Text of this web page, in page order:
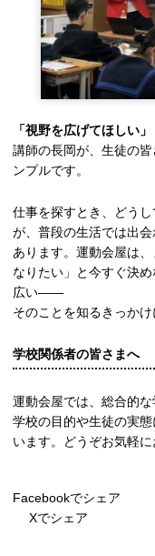
「視野を広げてほしい」
講師の長岡が、生徒の
ンプルです。
仕事を探すとき、どう
が、普段の生活では出
あります。運動会屋は
なりたい」と今すぐ決
広い――
そのことを知るきっかけ
学校関係者の皆さまへ
運動会屋では、総合的
学校の目的や生徒の実
います。どうぞお気軽に
Facebookでシェア
Xでシェア